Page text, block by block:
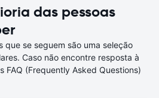
das pessoas
que se seguem são uma seleção
Caso não encontre resposta à
FAQ (Frequently Asked Questions)